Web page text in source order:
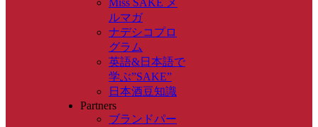
Miss SAKE メ
ルマガ
ナデシコプロ
グラム
英語&日本語で
学ぶ”SAKE”
日本酒豆知識
Partners
ブランドパー